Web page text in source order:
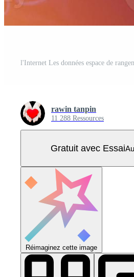
rawin tanpin
11 288 Ressources
Gratuit avec Essai
Réimaginez cette image